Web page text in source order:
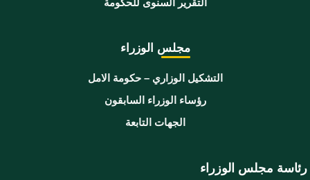
التقرير السنوى للحكومة
مجلس الوزراء
التشكيل الوزاري – حكومة الامل
رؤساء الوزراء السابقون
الجهات التابعة
رئاسة مجلس الوزراء